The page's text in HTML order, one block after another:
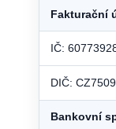
Fakturační
IČ:
DIČ:
Bankovní